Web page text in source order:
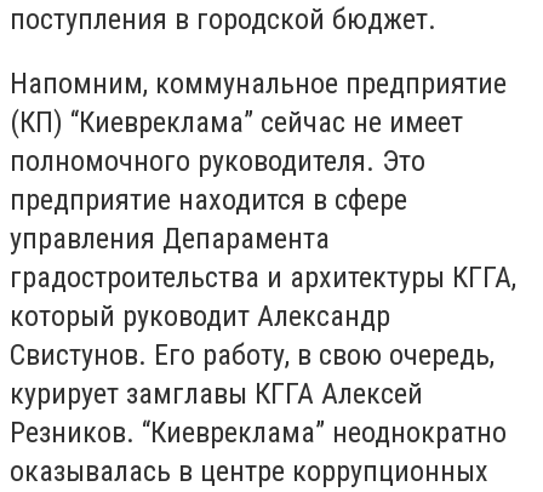
поступления в городской бюджет.
Напомним, коммунальное предприятие
(КП) “Киевреклама” сейчас не имеет
полномочного руководителя. Это
предприятие находится в сфере
управления Депарамента
градостроительства и архитектуры КГГА,
который руководит Александр
Свистунов. Его работу, в свою очередь,
курирует замглавы КГГА Алексей
Резников. “Киевреклама” неоднократно
оказывалась в центре коррупционных